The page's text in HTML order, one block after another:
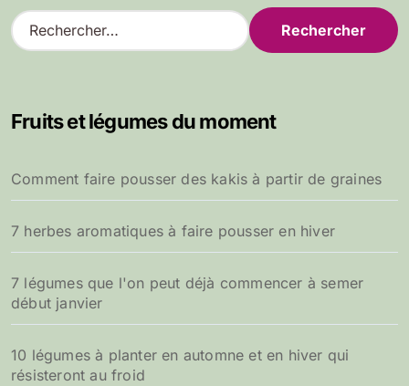
R
e
r
e
r
:
Fruits et légumes du moment
Comment faire pousser des kakis à partir de graines
7 herbes aromatiques à faire pousser en hiver
7 légumes que l'on peut déjà commencer à semer
début janvier
10 légumes à planter en automne et en hiver qui
résisteront au froid